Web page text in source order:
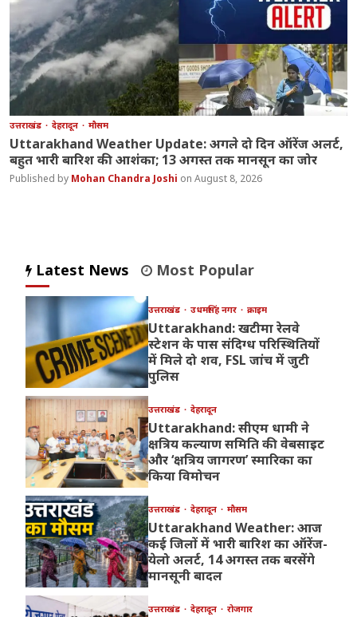
उत्तराखंड देहरादून मौसम
Uttarakhand Weather Update: अगले दो दिन ऑरेंज अलर्ट,
बहुत भारी बारिश की आशंका; 13 अगस्त तक मानसून का जोर
Mohan Chandra Joshi August 8, 2026
Latest News Most Popular
उत्तराखंड उधमसिंह नगर क्राइम
Uttarakhand: खटीमा रेलवे
स्टेशन के पास संदिग्ध परिस्थितियों
में मिले दो शव, FSL जांच में जुटी
पुलिस
उत्तराखंड देहरादून
Uttarakhand: सीएम धामी ने
क्षत्रिय कल्याण समिति की वेबसाइट
और ‘क्षत्रिय जागरण’ स्मारिका का
किया विमोचन
उत्तराखंड देहरादून मौसम
Uttarakhand Weather: आज
कई जिलों में भारी बारिश का ऑरेंज-
येलो अलर्ट, 14 अगस्त तक बरसेंगे
मानसूनी बादल
उत्तराखंड देहरादून रोजगार